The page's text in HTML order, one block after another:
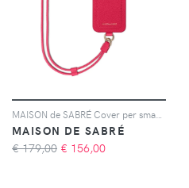
MAISON DE SABRÉ
€ 179,00 € 156,00